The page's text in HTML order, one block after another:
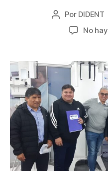
Por DIDENT
No